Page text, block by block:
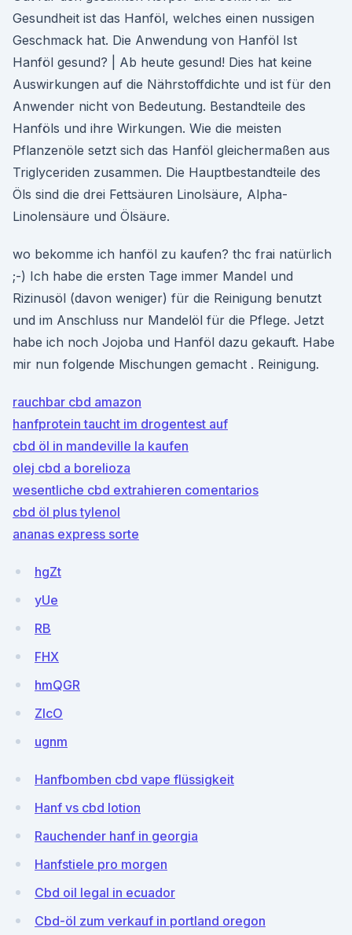
Gesundheit ist das Hanföl, welches einen nussigen
Geschmack hat. Die Anwendung von Hanföl Ist
Hanföl gesund? | Ab heute gesund! Dies hat keine
Auswirkungen auf die Nährstoffdichte und ist für den
Anwender nicht von Bedeutung. Bestandteile des
Hanföls und ihre Wirkungen. Wie die meisten
Pflanzenöle setzt sich das Hanföl gleichermaßen aus
Triglyceriden zusammen. Die Hauptbestandteile des
Öls sind die drei Fettsäuren Linolsäure, Alpha-
Linolensäure und Ölsäure.
wo bekomme ich hanföl zu kaufen? thc frai natürlich
;-) Ich habe die ersten Tage immer Mandel und
Rizinusöl (davon weniger) für die Reinigung benutzt
und im Anschluss nur Mandelöl für die Pflege. Jetzt
habe ich noch Jojoba und Hanföl dazu gekauft. Habe
mir nun folgende Mischungen gemacht . Reinigung.
rauchbar cbd amazon
hanfprotein taucht im drogentest auf
cbd öl in mandeville la kaufen
olej cbd a borelioza
wesentliche cbd extrahieren comentarios
cbd öl plus tylenol
ananas express sorte
hgZt
yUe
RB
FHX
hmQGR
ZIcO
ugnm
Hanfbomben cbd vape flüssigkeit
Hanf vs cbd lotion
Rauchender hanf in georgia
Hanfstiele pro morgen
Cbd oil legal in ecuador
Cbd-öl zum verkauf in portland oregon